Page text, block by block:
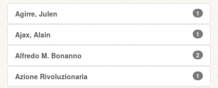
Agirre, Julen 1
Ajax, Alain 1
Alfredo M. Bonanno 2
Azione Rivoluzionaria 1